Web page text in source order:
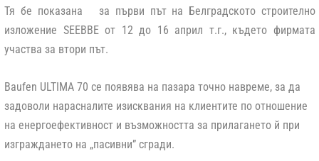
Тя бе показана за първи път на Белградското строително
изложение SEEBBE от 12 до 16 април т.г., където фирмата
участва за втори път.
Baufen ULTIMA 70 се появява на пазара точно навреме, за да
задоволи нарасналите изисквания на клиентите по отношение
на енергоефективност и възможността за прилагането й при
изграждането на „пасивни” сгради.